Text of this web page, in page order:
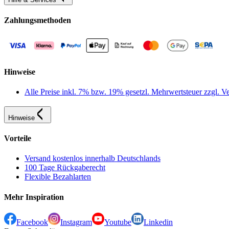
Zahlungsmethoden
Hinweise
Alle Preise inkl. 7% bzw. 19% gesetzl. Mehrwertsteuer zzgl.
Hinweise
Vorteile
Versand kostenlos innerhalb Deutschlands
100 Tage Rückgaberecht
Flexible Bezahlarten
Mehr Inspiration
Facebook Instagram Youtube
Linkedin